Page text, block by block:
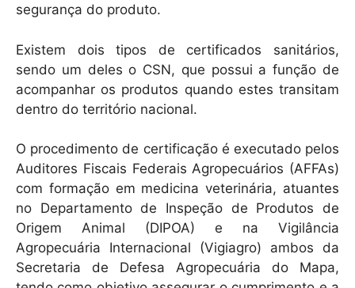
segurança do produto.
Existem dois tipos de certificados sanitários,
sendo um deles o CSN, que possui a função de
acompanhar os produtos quando estes transitam
dentro do território nacional.
O procedimento de certificação é executado pelos
Auditores Fiscais Federais Agropecuários (AFFAs)
com formação em medicina veterinária, atuantes
no Departamento de Inspeção de Produtos de
Origem Animal (DIPOA) e na Vigilância
Agropecuária Internacional (Vigiagro) ambos da
Secretaria de Defesa Agropecuária do Mapa,